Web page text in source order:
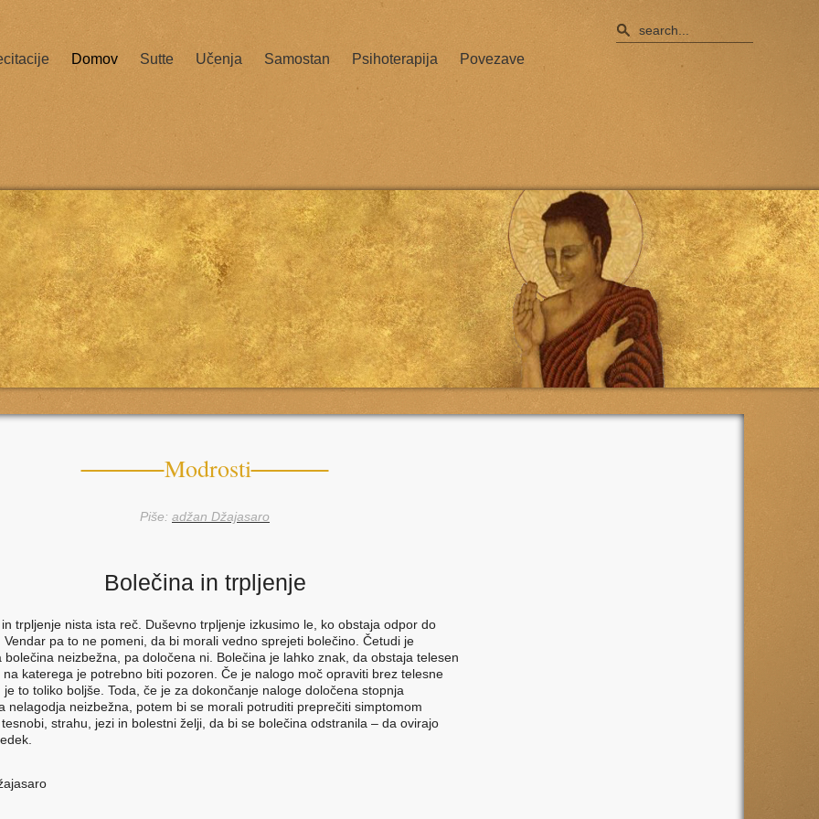
Domov Sutte Učenja Samostan Psihoterapija Povezave
Modrosti
Piše: adžan Džajasaro
Bolečina in trpljenje
trpljenje nista ista reč. Duševno trpljenje izkusimo le, ko obstaja odpor do
Vendar pa to ne pomeni, da bi morali vedno sprejeti bolečino. Četudi je
bolečina neizbežna, pa določena ni. Bolečina je lahko znak, da obstaja telesen
na katerega je potrebno biti pozoren. Če je nalogo moč opraviti brez telesne
je to toliko boljše. Toda, če je za dokončanje naloge določena stopnja
nelagodja neizbežna, potem bi se morali potruditi preprečiti simptomom
strahu, jezi in bolestni želji, da bi se bolečina odstranila – da ovirajo